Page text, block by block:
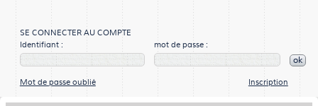
SE CONNECTER AU COMPTE
Identifiant :
mot de passe :
ok
Mot de passe oublié Inscription